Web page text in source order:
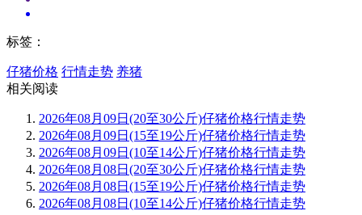
标签：
仔猪价格 行情走势 养猪
相关阅读
2026年08月09日(20至30公斤)仔猪价格行情走势
2026年08月09日(15至19公斤)仔猪价格行情走势
2026年08月09日(10至14公斤)仔猪价格行情走势
2026年08月08日(20至30公斤)仔猪价格行情走势
2026年08月08日(15至19公斤)仔猪价格行情走势
2026年08月08日(10至14公斤)仔猪价格行情走势